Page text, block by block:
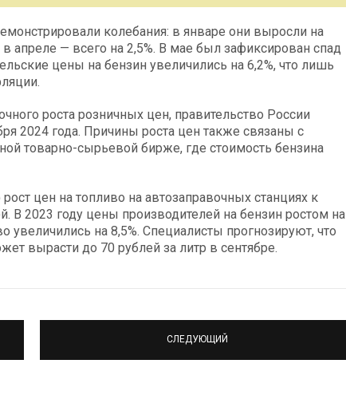
колебания: в январе они выросли на
апреле — всего на 2,5%. В мае был зафиксирован спад
цены на бензин увеличились на 6,2%, что лишь
роста розничных цен, правительство России
2024 года. Причины роста цен также связаны с
товарно-сырьевой бирже, где стоимость бензина
цен на топливо на автозаправочных станциях к
В 2023 году цены производителей на бензин ростом на
увеличились на 8,5%. Специалисты прогнозируют, что
вырасти до 70 рублей за литр в сентябре.
СЛЕДУЮЩИЙ